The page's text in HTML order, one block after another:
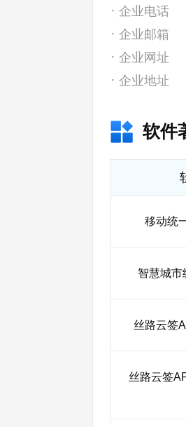
企业电话
企业邮箱
企业网址
企业地址
软件
移动统
智慧城市
丝路云签
丝路云签